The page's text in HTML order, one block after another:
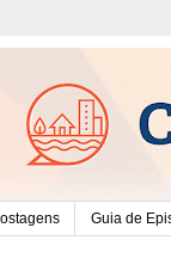
Guia de